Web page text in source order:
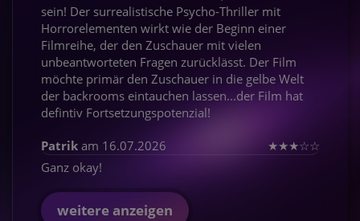
sein! Der surrealistische Psycho-Thriller mit
Horrorelementen wirkt wie der Beginn einer
Filmreihe, der den Zuschauer mit vielen
unbeantworteten Fragen zurücklässt. Der Film
möchte primär den Zuschauer in die gelbe Welt
der backrooms eintauchen lassen...der Film hat
defintiv Fortsetzungspotenzial!
Patrik am 16.07.2026 ★★★☆☆
Ganz okay!
weitere anzeigen